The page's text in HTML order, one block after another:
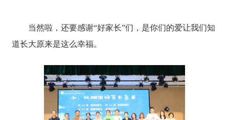
当然啦，还要感谢“好家长”们，是你们的爱让我们知
道长大原来是这么幸福。